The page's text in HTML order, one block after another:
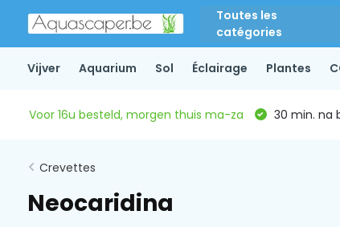
Toutes les
catégories
Vijver Aquarium Sol Éclairage Plantes
Voor 16u besteld, morgen thuis ma-za 30 min. na
Crevettes
Neocaridina